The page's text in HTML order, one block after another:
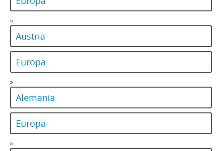
»
Austria
Europa
»
Alemania
Europa
»